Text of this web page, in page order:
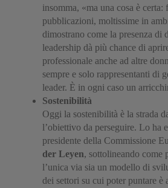
insomma, «ma una cosa è
pubblicazioni, moltissime in
dimostrano come la presenza di
leadership dà più chance di
professionale anche ad altre
sempre e solo rappresentanti di
leader. È in ogni caso un
Sostenibilità
Oggi la sostenibilità è la strada
l’obiettivo da perseguire. Lo ha
presidente della Commissione
der Leyen, sottolineando come
l’unica via sia un modello di
dei settori su cui poter puntare è